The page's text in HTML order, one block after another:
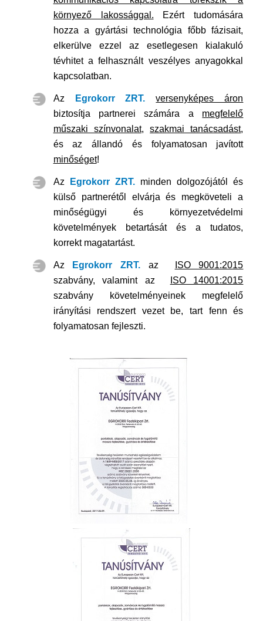
környező lakossággal. Ezért tudomására
hozza a gyártási technológia főbb fázisait,
elkerülve ezzel az esetlegesen kialakuló
tévhitet a felhasznált veszélyes anyagokkal
kapcsolatban.
Az Egrokorr ZRT.versenyképes áron
biztosítja partnerei számára a megfelelő
műszaki színvonalat,szakmai tanácsadást,
és az állandó és folyamatosan javított
minőséget!
Az Egrokorr ZRT.minden dolgozójától és
külső partnerétől elvárja és megköveteli a
minőségügyi és környezetvédelmi
követelmények betartását és a tudatos,
korrekt magatartást.
Az Egrokorr ZRT. az
ISO 9001:2015
szabvány, valamint az
ISO 14001:2015
szabvány követelményeinek megfelelő
irányítási rendszert vezet be, tart fenn és
folyamatosan fejleszti.